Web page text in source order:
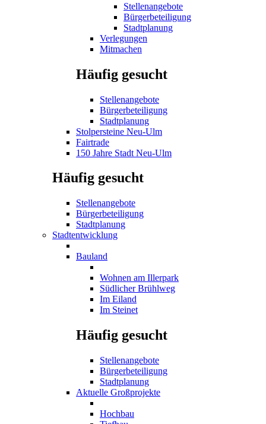
Stellenangebote
Bürgerbeteiligung
Stadtplanung
Verlegungen
Mitmachen
Häufig gesucht
Stellenangebote
Bürgerbeteiligung
Stadtplanung
Stolpersteine Neu-Ulm
Fairtrade
150 Jahre Stadt Neu-Ulm
Häufig gesucht
Stellenangebote
Bürgerbeteiligung
Stadtplanung
Stadtentwicklung
Bauland
Wohnen am Illerpark
Südlicher Brühlweg
Im Eiland
Im Steinet
Häufig gesucht
Stellenangebote
Bürgerbeteiligung
Stadtplanung
Aktuelle Großprojekte
Hochbau